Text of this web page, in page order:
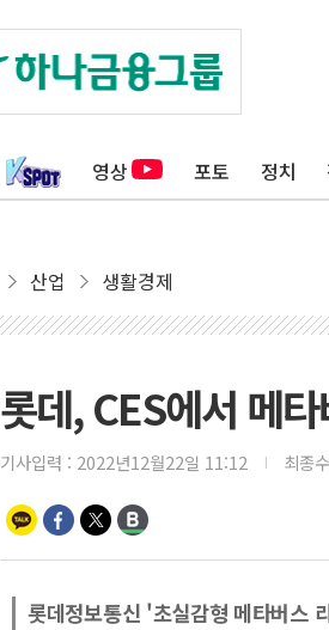
영상 포토 정치
산업 생활경제
롯데, CES에서 메
기사입력 : 2022년12월22일 11:12 최종
롯데정보통신 '초실감형 메타버스